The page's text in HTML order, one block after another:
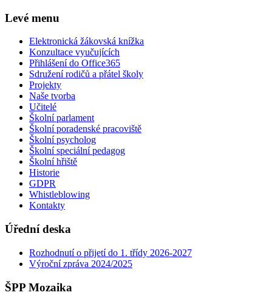
Levé menu
Elektronická žákovská knížka
Konzultace vyučujících
Přihlášení do Office365
Sdružení rodičů a přátel školy
Projekty
Naše tvorba
Učitelé
Školní parlament
Školní poradenské pracoviště
Školní psycholog
Školní speciální pedagog
Školní hřiště
Historie
GDPR
Whistleblowing
Kontakty
Úřední deska
Rozhodnutí o přijetí do 1. třídy 2026-2027
Výroční zpráva 2024/2025
ŠPP Mozaika